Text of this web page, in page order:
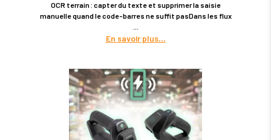
OCR terrain : capter du texte et supprimer la saisie
manuelle quand le code-barres ne suffit pasDans les flux
En savoir plus